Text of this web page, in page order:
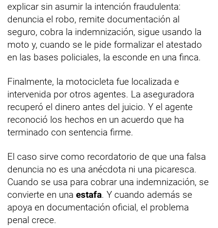
explicar sin asumir la intención fraudulenta:
denuncia el robo, remite documentación al
seguro, cobra la indemnización, sigue usando la
moto y, cuando se le pide formalizar el atestado
en las bases policiales, la esconde en una finca.
Finalmente, la motocicleta fue localizada e
intervenida por otros agentes. La aseguradora
recuperó el dinero antes del juicio. Y el agente
reconoció los hechos en un acuerdo que ha
terminado con sentencia firme.
El caso sirve como recordatorio de que una falsa
denuncia no es una anécdota ni una picaresca.
Cuando se usa para cobrar una indemnización, se
convierte en una estafa. Y cuando además se
apoya en documentación oficial, el problema
penal crece.